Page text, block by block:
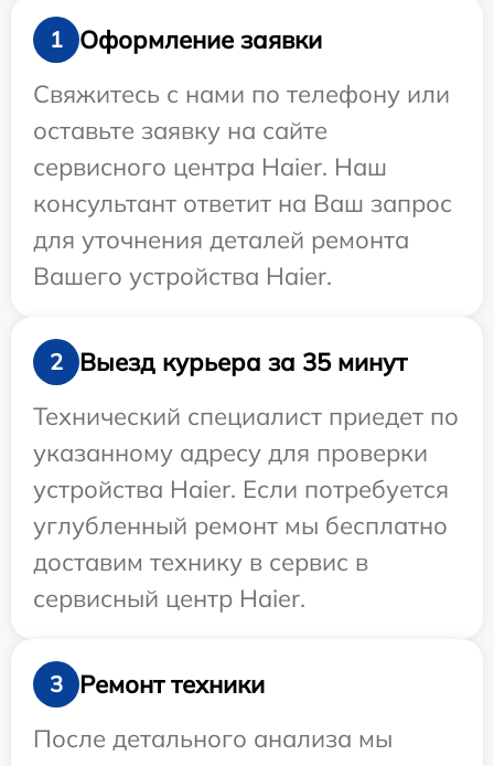
1
Оформление заявки
Свяжитесь с нами по телефону или
оставьте заявку на сайте
сервисного центра Haier. Наш
консультант ответит на Ваш запрос
для уточнения деталей ремонта
Вашего устройства Haier.
2
Выезд курьера за 35 минут
Технический специалист приедет по
указанному адресу для проверки
устройства Haier. Если потребуется
углубленный ремонт мы бесплатно
доставим технику в сервис в
сервисный центр Haier.
3
Ремонт техники
После детального анализа мы